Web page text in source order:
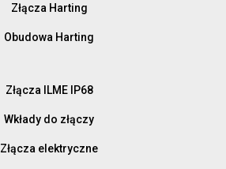
Złącza Harting
Obudowa Harting
Złącza ILME IP68
Wkłady do złączy
Złącza elektryczne